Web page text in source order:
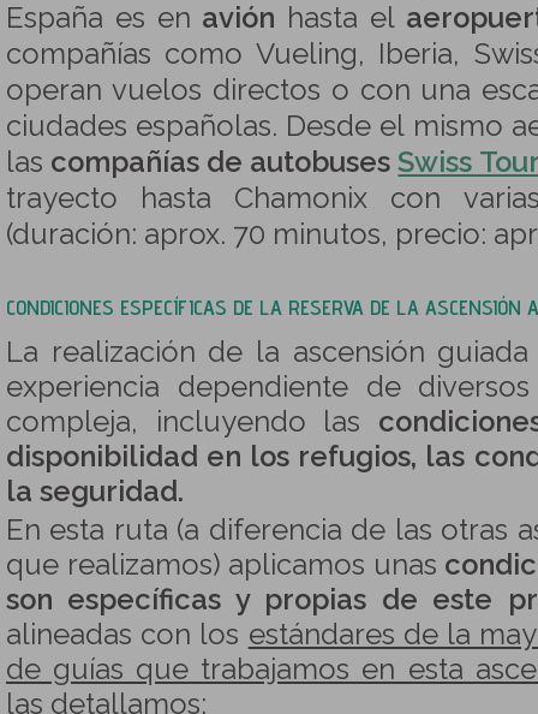
España es en avión hasta el
compañías como Vueling, Iberia,
operan vuelos directos o con una
ciudades españolas. Desde el mismo
las compañías de autobusesSwiss
trayecto hasta Chamonix con
(duración: aprox. 70 minutos, precio:
CONDICIONES ESPECÍFICAS DE LA RESERVA DE LA ASCENSIÓN
La realización de la ascensión
experiencia dependiente de
compleja, incluyendo las
disponibilidad en los refugios, las
la seguridad.
En esta ruta (a diferencia de las otras
que realizamos) aplicamos unas
son específicas y propias de este
alineadas con los estándares de la
de guías que trabajamos en esta
las detallamos: